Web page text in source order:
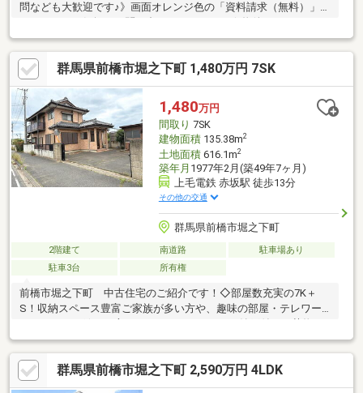
問なども大歓迎です♪》画面オレンジ色の「資料請求（無料）」を
POINT☆・通学安心♪小中学校徒歩10分圏内♪・買い物便利！スー
パーまで車で３分♪・リフォーム工事承ります♪☆周辺ロケーショ
ン☆桂萱小学校 約510ｍ/徒歩7分桂萱中学校 約660ｍ/徒
歩9分ベイシア前橋モール店 約1.2Kｍ/車3分〇未掲載物件などさ
らに物件を見たい方は下記リンクよりソルホームHPへお越しくだ
さい(^^♪
群馬県前橋市堀之下町 1,480万円 7SK
1,480万円
間取り 7SK
建物面積135.38m2
土地面積616.1m2
築年月 1977年2月(築49年7ヶ月)
上毛電鉄 赤坂駅 徒歩13分
その他の交通
群馬県前橋市堀之下町
2階建て 南道路
駐車場あり
駐車3台
所有権
前橋市堀之下町 中古住宅のご紹介です！◇部屋数充実の7K＋
S！収納スペース豊富ご家族が多い方や、趣味の部屋・テレワー
すっきり片付きます。◇桂萱東小学校まで徒歩10分！通学も安心
♪お子様の毎日の通学に負担が少ない、小学校まで約800mの距
離。近隣にはコンビニやスーパーもあり、日々の買い物に便利で
す。◇広々敷地180坪超！駐車5台以上可能敷地面積は約186坪と
群馬県前橋市堀之下町 2,590万円 4LDK